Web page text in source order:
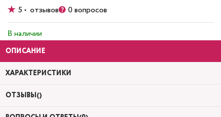
5 • отзывов 0 вопросов
В наличии
ОПИСАНИЕ
ХАРАКТЕРИСТИКИ
ОТЗЫВЫ()